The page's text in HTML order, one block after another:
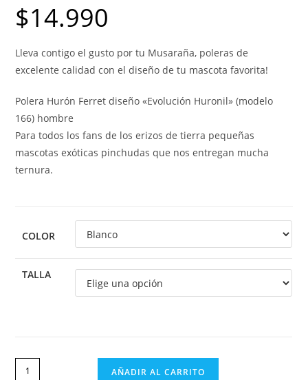
$14.990
Lleva contigo el gusto por tu Musaraña, poleras de
excelente calidad con el diseño de tu mascota favorita!
Polera Hurón Ferret diseño «Evolución Huronil» (modelo
166) hombre
Para todos los fans de los erizos de tierra pequeñas
mascotas exóticas pinchudas que nos entregan mucha
ternura.
COLOR
TALLA
AÑADIR AL CARRITO